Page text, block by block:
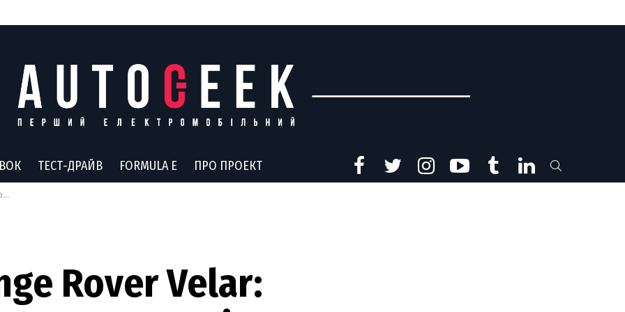
ТЕСТ-ДРАЙВ FORMULA E ПРО ПРОЕКТ
Rover Velar: